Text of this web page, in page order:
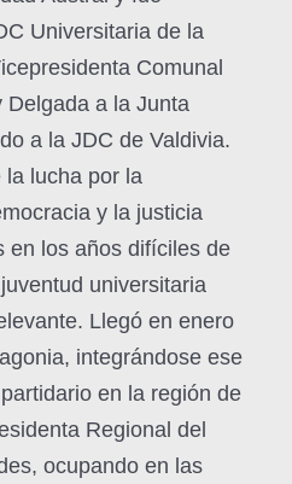
Universitaria de la
Comunal
Delgada a la Junta
a la JDC de Valdivia.
la lucha por la
y la justicia
en los años difíciles de
universitaria
Llegó en enero
integrándose ese
en la región de
Regional del
ocupando en las